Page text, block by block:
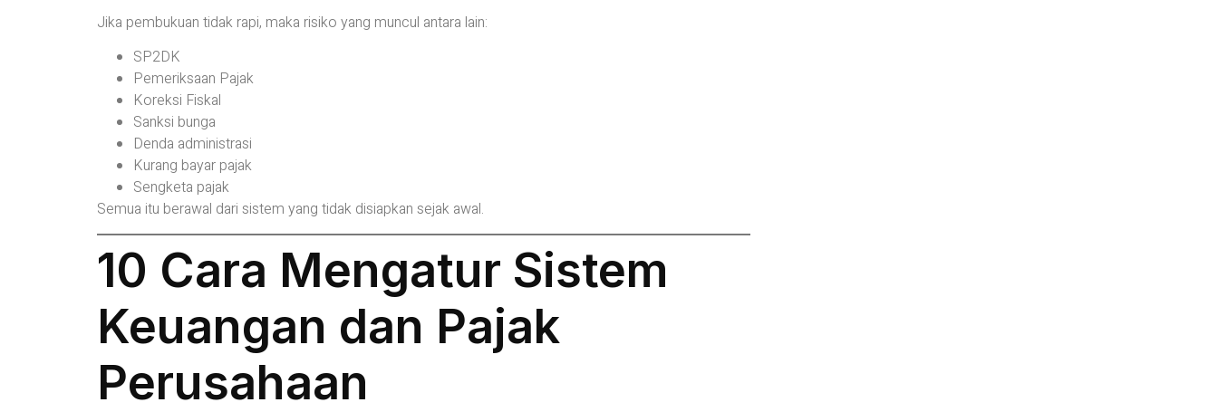
Jika pembukuan tidak rapi, maka risiko yang muncul antara lain:
SP2DK
Pemeriksaan Pajak
Koreksi Fiskal
Sanksi bunga
Denda administrasi
Kurang bayar pajak
Sengketa pajak
Semua itu berawal dari sistem yang tidak disiapkan sejak awal.
10 Cara Mengatur Sistem
Keuangan dan Pajak
Perusahaan